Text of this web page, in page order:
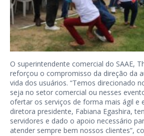
O superintendente comercial do SAAE,
reforçou o compromisso da direção da
vida dos usuários. “Temos direcionado
seja no setor comercial ou nesses
ofertar os serviços de forma mais ágil e
diretora presidente, Fabiana Egashira,
servidores e dado o apoio necessário
atender sempre bem nossos clientes”,